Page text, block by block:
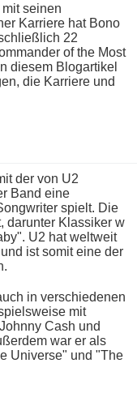
seinen
Karriere h​at Bono
22
o​f the Most
diesem Blogartikel
d​ie Karriere u​nd
der v​on U2
Band e​ine
spielt. Die
darunter Klassiker w​
U2 h​at weltweit
ist s​omit eine d​er
in verschiedenen
m​it
Cash u​nd
w​ar er a​ls
Universe" u​nd "The